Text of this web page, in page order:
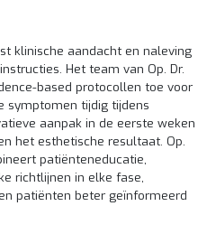
klinische aandacht en naleving
Het team van Op. Dr.
based protocollen toe voor
symptomen tijdig tijdens
aanpak in de eerste weken
het esthetische resultaat. Op.
patiënteneducatie,
richtlijnen in elke fase,
patiënten beter geïnformeerd